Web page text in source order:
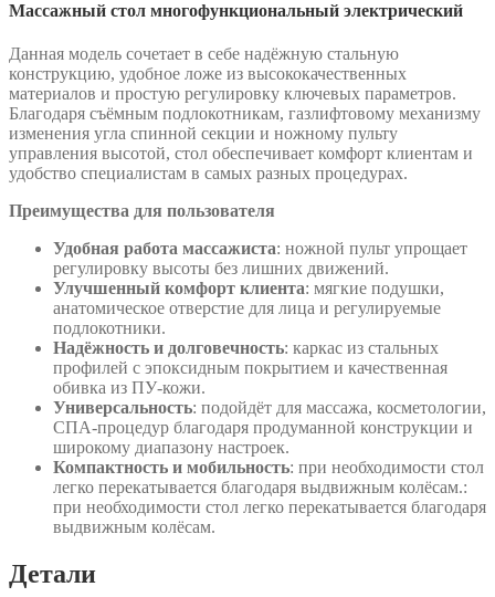
Массажный стол многофункциональный электрический
Данная модель сочетает в себе надёжную стальную
конструкцию, удобное ложе из высококачественных
материалов и простую регулировку ключевых параметров.
Благодаря съёмным подлокотникам, газлифтовому механизму
изменения угла спинной секции и ножному пульту
управления высотой, стол обеспечивает комфорт клиентам и
удобство специалистам в самых разных процедурах.
Преимущества для пользователя
Удобная работа массажиста: ножной пульт упрощает
регулировку высоты без лишних движений.
Улучшенный комфорт клиента: мягкие подушки,
анатомическое отверстие для лица и регулируемые
подлокотники.
Надёжность и долговечность: каркас из стальных
профилей с эпоксидным покрытием и качественная
обивка из ПУ-кожи.
Универсальность: подойдёт для массажа, косметологии,
СПА-процедур благодаря продуманной конструкции и
широкому диапазону настроек.
Компактность и мобильность: при необходимости стол
легко перекатывается благодаря выдвижным колёсам.:
при необходимости стол легко перекатывается благодаря
выдвижным колёсам.
Детали